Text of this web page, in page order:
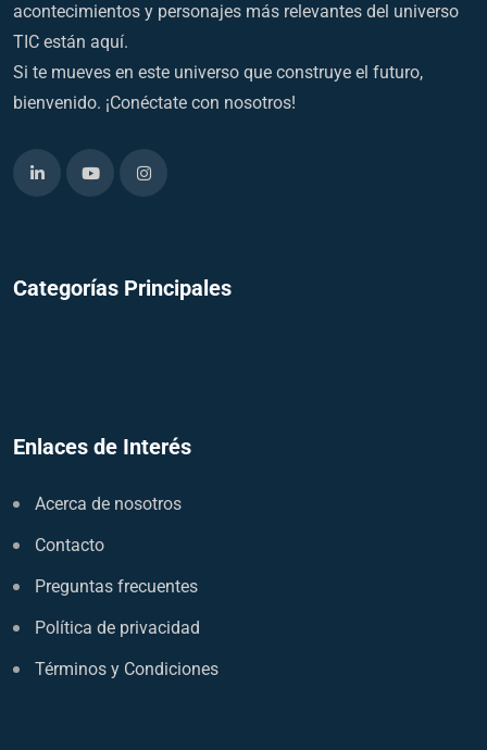
acontecimientos y personajes más relevantes del universo
TIC están aquí.
Si te mueves en este universo que construye el futuro,
bienvenido. ¡Conéctate con nosotros!
Categorías Principales
Enlaces de Interés
Acerca de nosotros
Contacto
Preguntas frecuentes
Política de privacidad
Términos y Condiciones